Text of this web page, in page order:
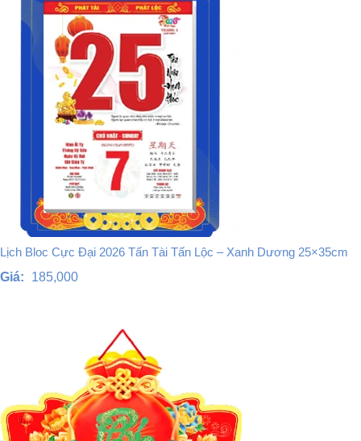
Lịch Bloc Cực Đại 2026 Tấn Tài Tấn Lộc – Xanh Dương 25×35cm
Giá:
185,000